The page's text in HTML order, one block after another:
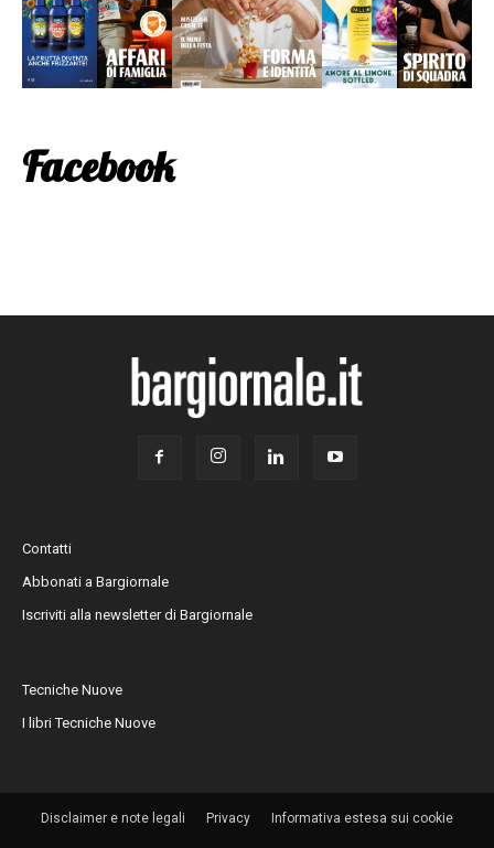
Facebook
Contatti
Abbonati a Bargiornale
Iscriviti alla newsletter di Bargiornale
Tecniche Nuove
I libri Tecniche Nuove
Disclaimer e note legali Privacy Informativa estesa sui cookie